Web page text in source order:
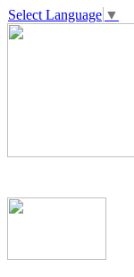
Select Language ▼